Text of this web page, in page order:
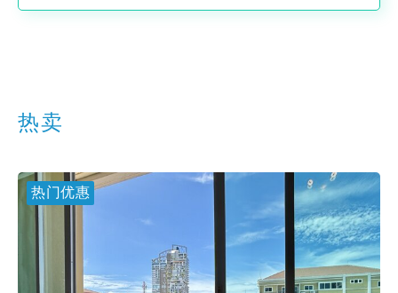
热卖
热门优惠